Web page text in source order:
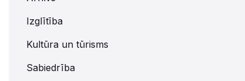
Izglītība
Kultūra un tūrisms
Sabiedrība